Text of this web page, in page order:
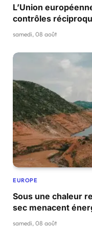
L’Union
contrôles
samedi, 08 août
EUROPE
Sous une chaleur
sec menacent
samedi, 08 août